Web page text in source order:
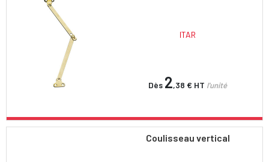
ITAR
Dès 2,38 € HT l'unité
Coulisseau vertical